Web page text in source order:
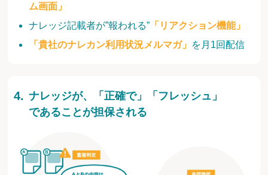
ム画面」
ナレッジ記載者が”報われる” 「リアクション機能」
「貴社のナレカン利用状況メルマガ」 を月1回配信
ナレッジが、「正確で」「フレッシュ」
であることが担保される